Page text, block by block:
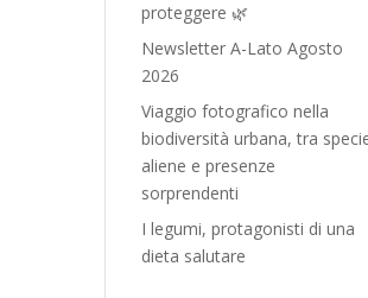
proteggere 🌿
Newsletter A-Lato Agosto
2026
Viaggio fotografico nella
biodiversità urbana, tra
aliene e presenze
sorprendenti
I legumi, protagonisti di una
dieta salutare